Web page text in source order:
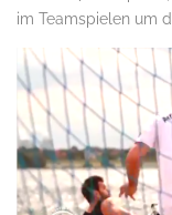
im Teamspielen um